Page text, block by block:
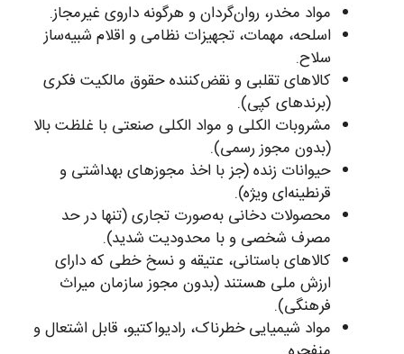
مواد مخدر، روان‌گردان و هرگونه داروی غیرمجاز.
اسلحه، مهمات، تجهیزات نظامی و اقلام شبیه‌ساز
سلاح.
کالاهای تقلبی و نقض‌کننده حقوق مالکیت فکری
(برندهای کپی).
مشروبات الکلی و مواد الکلی صنعتی با غلظت بالا
(بدون مجوز رسمی).
حیوانات زنده (جز با اخذ مجوزهای بهداشتی و
قرنطینه‌ای ویژه).
محصولات دخانی به‌صورت تجاری (تنها در حد
مصرف شخصی و با محدودیت شدید).
کالاهای باستانی، عتیقه و نسخ خطی که دارای
ارزش ملی هستند (بدون مجوز سازمان میراث
فرهنگی).
مواد شیمیایی خطرناک، رادیواکتیو، قابل اشتعال و